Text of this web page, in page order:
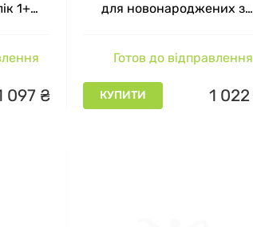
1+
097 ₴
для новонароджених з
Готов до відправлення
КУПИТИ 1 022